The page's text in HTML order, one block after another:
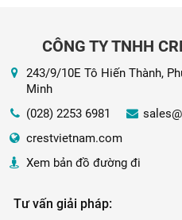
CÔNG TY TNHH
243/9/10E Tô Hiến Thành,
Minh
(028) 2253 6981
crestvietnam.com
Xem bản đồ đường đi
Tư vấn giải pháp: